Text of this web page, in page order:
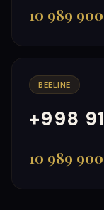
10 989 900
BEELINE
+998 91
000
999
10 989 900